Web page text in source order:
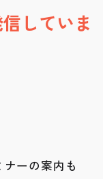
していま
ーの案内も